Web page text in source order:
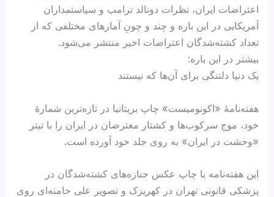
اعتراضات ایران، نظرات دونالد ترامپ و سیاستمداران
آمریکایی در این باره و چند و چونِ آمارهای مختلفی که از
تعداد کشته‌شدگان اعتراضات اخیر منتشر می‌شود.
بیشتر در این باره:
یک دنیا دلتنگی برای آن‌ها که نیستند
هفته‌نامهٔ «اکونومیست» چاپ بریتانیا در تازه‌ترین شمارهٔ
خود، موج سرکوب‌ها و کشتار معترضان در ایران را با تیتر
«وحشت در ایران» به روی جلد خود آورده است.
این هفته‌نامه با چاپ عکس جنازه‌های کشته‌شدگان در
پزشکی قانونی تهران در کهریزک و تصویر علی خامنه‌ای روی